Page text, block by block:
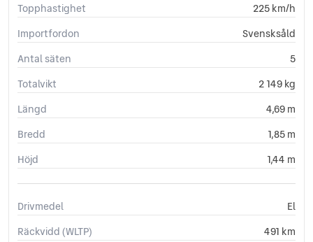
Topphastighet
225 km/h
Importfordon
Svensksåld
Antal säten
5
Totalvikt
2 149 kg
Längd
4,69 m
Bredd
1,85 m
Höjd
1,44 m
Drivmedel
El
Räckvidd (WLTP)
491 km